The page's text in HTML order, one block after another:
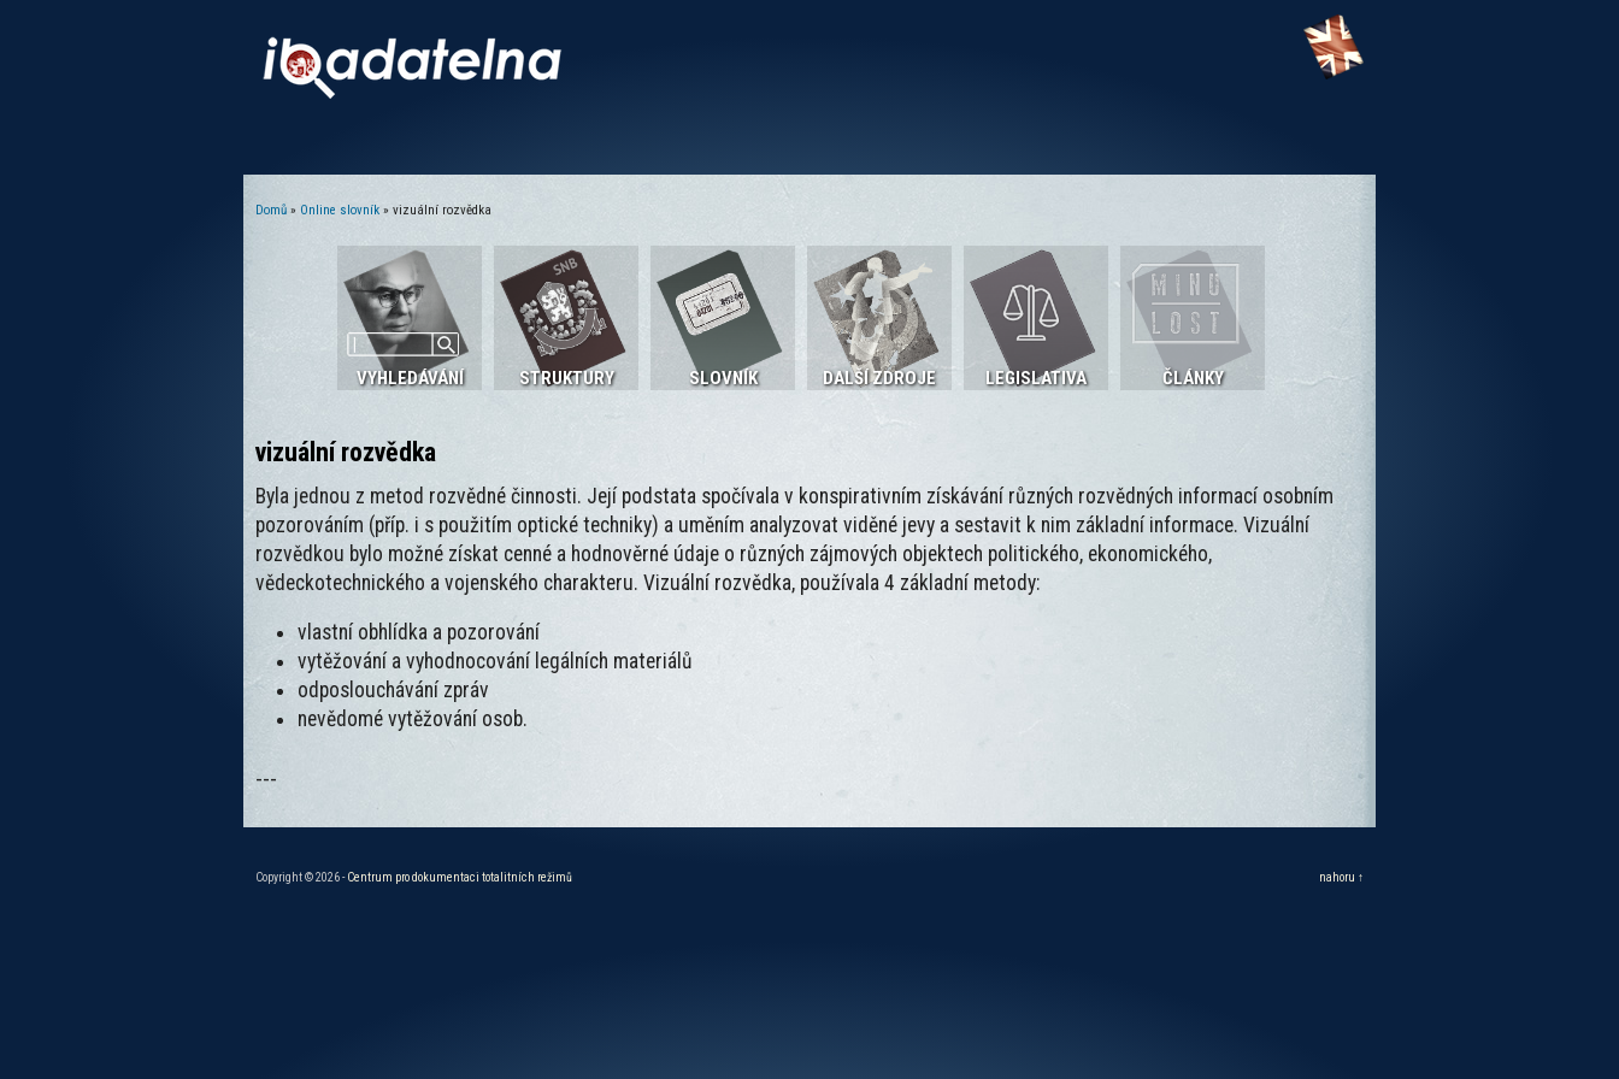
Domů » Online slovník » vizuální rozvědka
VYHLEDÁVÁNÍ STRUKTURY SLOVNÍK DALŠÍ ZDROJE LEGISLATIVA ČLÁNKY
vizuální rozvědka
Byla jednou z metod rozvědné činnosti. Její podstata spočívala v konspirativním získávání různých rozvědných informací osobním
pozorováním (příp. i s použitím optické techniky) a uměním analyzovat viděné jevy a sestavit k nim základní informace. Vizuální
rozvědkou bylo možné získat cenné a hodnověrné údaje o různých zájmových objektech politického, ekonomického,
vědeckotechnického a vojenského charakteru. Vizuální rozvědka, používala 4 základní metody:
vlastní obhlídka a pozorování
vytěžování a vyhodnocování legálních materiálů
odposlouchávání zpráv
nevědomé vytěžování osob.
---
Copyright © 2026 -Centrum pro dokumentaci totalitních režimů nahoru ↑